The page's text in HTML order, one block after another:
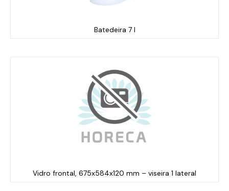
Batedeira 7 l
Vidro frontal, 675x584x120 mm – viseira 1 lateral